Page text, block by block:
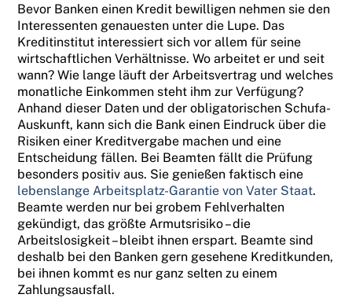
Bevor Banken einen Kredit bewilligen nehmen sie den
Interessenten genauesten unter die Lupe. Das
Kreditinstitut interessiert sich vor allem für seine
wirtschaftlichen Verhältnisse. Wo arbeitet er und seit
wann? Wie lange läuft der Arbeitsvertrag und welches
monatliche Einkommen steht ihm zur Verfügung?
Anhand dieser Daten und der obligatorischen Schufa-
Auskunft, kann sich die Bank einen Eindruck über die
Risiken einer Kreditvergabe machen und eine
Entscheidung fällen. Bei Beamten fällt die Prüfung
besonders positiv aus. Sie genießen faktisch eine
lebenslange Arbeitsplatz-Garantie von Vater Staat.
Beamte werden nur bei grobem Fehlverhalten
gekündigt, das größte Armutsrisiko – die
Arbeitslosigkeit – bleibt ihnen erspart. Beamte sind
deshalb bei den Banken gern gesehene Kreditkunden,
bei ihnen kommt es nur ganz selten zu einem
Zahlungsausfall.